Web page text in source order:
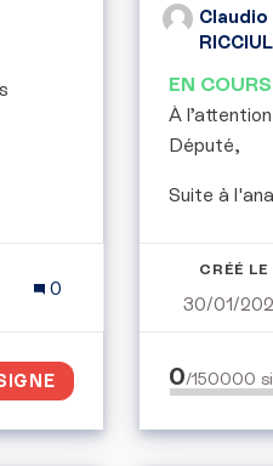
EN FRANCE
0
Claudio
EN COURS
​À
Député,
​Suite à
CRÉÉ LE
30/01/
0/150000